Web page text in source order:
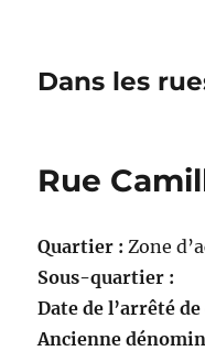
Dans les
Rue
Quartier :Zone
Sous-quartier :
Date de l’arrêté
Ancienne